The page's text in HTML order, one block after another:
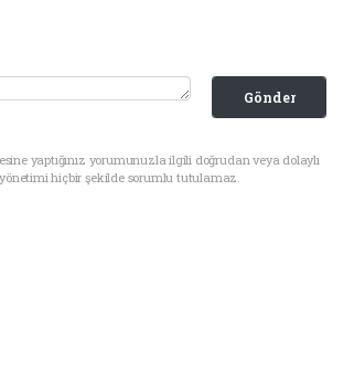
Gönder
yaptığınız yorumunuzla ilgili doğrudan veya dolaylı
hiçbir şekilde sorumlu tutulamaz.